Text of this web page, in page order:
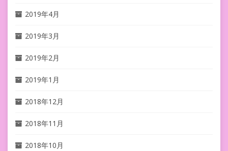
2019年4月
2019年3月
2019年2月
2019年1月
2018年12月
2018年11月
2018年10月